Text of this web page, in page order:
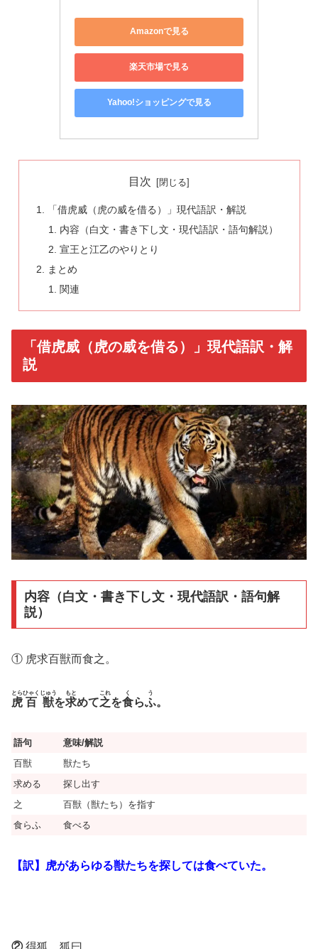
Amazonで見る
楽天市場で見る
Yahoo!ショッピングで見る
目次
「借虎威（虎の威を借る）」現代語訳・解説
内容（白文・書き下し文・現代語訳・語句解説）
宣王と江乙のやりとり
まとめ
関連
「借虎威（虎の威を借る）」現代語訳・解
説
内容（白文・書き下し文・現代語訳・語句解
説）
① 虎求百獣而食之。
虎
とら
百獣
ひゃくじゅう
を求
もと
めて之
これ
を食
く
らふ
う
。
語句
意味/解説
百獣
獣たち
求める
探し出す
之
百獣（獣たち）を指す
食らふ
食べる
【訳】虎があらゆる獣たちを探しては食べていた。
②得狐、狐曰、